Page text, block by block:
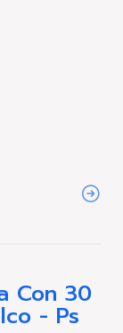
Con 30
- Ps